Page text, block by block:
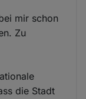
mir schon
Zu
die Stadt